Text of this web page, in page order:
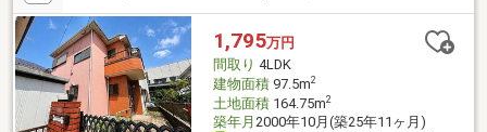
1,795万円
間取り 4LDK
建物面積97.5m2
土地面積164.75m2
築年月 2000年10月(築25年11ヶ月)